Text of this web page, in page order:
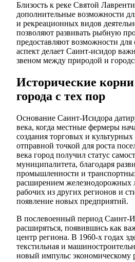
Близость к реке Святой
дополнительные возможности
и рекреационных видов
позволяют развивать рыбную
предоставляют возможности
аспект делает Саинт-исидор
звеном между природой и
Исторические
города с тех пор
Основание Саинт-Исидора
века, когда местные фермеры
создания торговых и культурных
отправной точкой для роста
века город получил статус
муниципалитета, благодаря
промышленности и
расширением железнодорожных
рабочих из других регионов и
появление новых предприятий.
В послевоенный период Саинт-
расширяться, появившись как
центр региона. В 1960-х годах
текстильная и
новый импульс экономическому